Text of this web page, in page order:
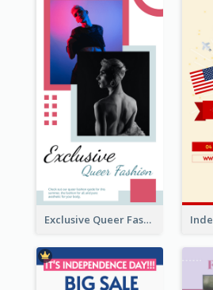
Exclusive Queer Fashion Instagram Story